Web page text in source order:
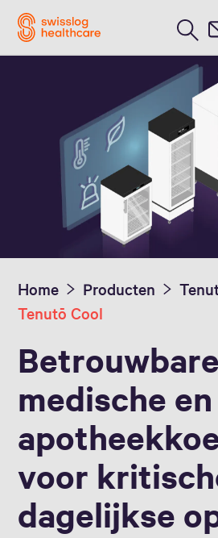
Nederlands / Dutch
Home Producten
Tenutō Cool
Betrouwbare
medische en
voor
dagelijkse